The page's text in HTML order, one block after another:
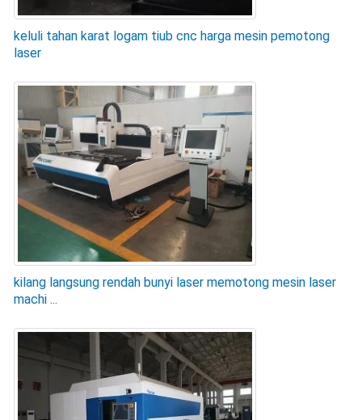
keluli tahan karat logam tiub cnc harga mesin pemotong
laser
kilang langsung rendah bunyi laser memotong mesin laser
machi ...